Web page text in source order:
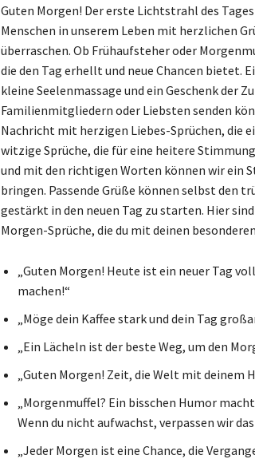
Guten Morgen! Der erste Lichtstrahl des
Menschen in unserem Leben mit herzlichen
überraschen. Ob Frühaufsteher oder
die den Tag erhellt und neue Chancen bietet.
kleine Seelenmassage und ein Geschenk der
Familienmitgliedern oder Liebsten senden
Nachricht mit herzigen Liebes-Sprüchen, die
witzige Sprüche, die für eine heitere
und mit den richtigen Worten können wir ein
bringen. Passende Grüße können selbst den
gestärkt in den neuen Tag zu starten. Hier
Morgen-Sprüche, die du mit deinen
„Guten Morgen! Heute ist ein neuer Tag
machen!“
„Möge dein Kaffee stark und dein Tag
„Ein Lächeln ist der beste Weg, um den
„Guten Morgen! Zeit, die Welt mit deinem
„Morgenmuffel? Ein bisschen Humor
Wenn du nicht aufwachst, verpassen wir
„Jeder Morgen ist eine Chance, die